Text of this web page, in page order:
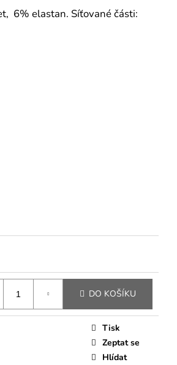
6% elastan. Síťované části:
DO KOŠÍKU
Tisk
Zeptat se
Hlídat